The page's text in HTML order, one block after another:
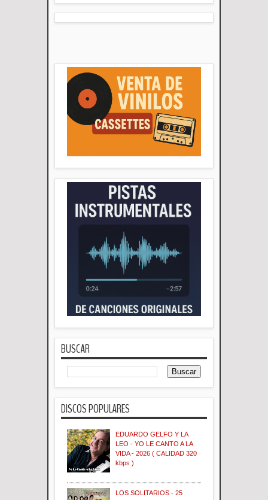
BUSCAR
DISCOS POPULARES
EDUARDO GELFO Y LA
LEO - YO LE CANTO A LA
VIDA - 2026 ( CALIDAD 320
kbps )
LOS SOLITARIOS - 25